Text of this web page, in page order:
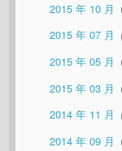
2015 年 10 月
2015 年 07 月
2015 年 05 月
2015 年 03 月
2014 年 11 月
2014 年 09 月